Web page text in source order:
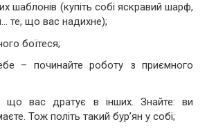
шаблонів (купіть собі яскравий шарф,
те, що вас надихне);
боїтеся;
– починайте роботу з приємного
що вас дратує в інших. Знайте: ви
Тож політь такий бур’ян у собі;